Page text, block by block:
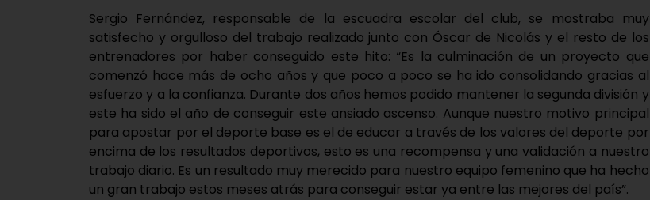
Sergio Fernández, responsable de la escuadra escolar del club, se mostraba muy
satisfecho y orgulloso del trabajo realizado junto con Óscar de Nicolás y el resto de los
entrenadores por haber conseguido este hito: “Es la culminación de un proyecto que
comenzó hace más de ocho años y que poco a poco se ha ido consolidando gracias al
esfuerzo y a la confianza. Durante dos años hemos podido mantener la segunda división y
este ha sido el año de conseguir este ansiado ascenso. Aunque nuestro motivo principal
para apostar por el deporte base es el de educar a través de los valores del deporte por
encima de los resultados deportivos, esto es una recompensa y una validación a nuestro
trabajo diario. Es un resultado muy merecido para nuestro equipo femenino que ha hecho
un gran trabajo estos meses atrás para conseguir estar ya entre las mejores del país”.